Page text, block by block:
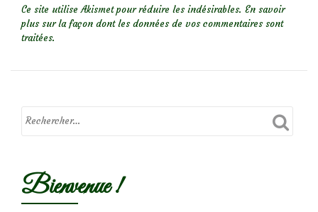
Ce site utilise Akismet pour réduire les indésirables. En savoir
plus sur la façon dont les données de vos commentaires sont
traitées.
Bienvenue !